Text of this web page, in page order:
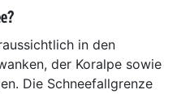
in den
der Koralpe sowie
Die Schneefallgrenze